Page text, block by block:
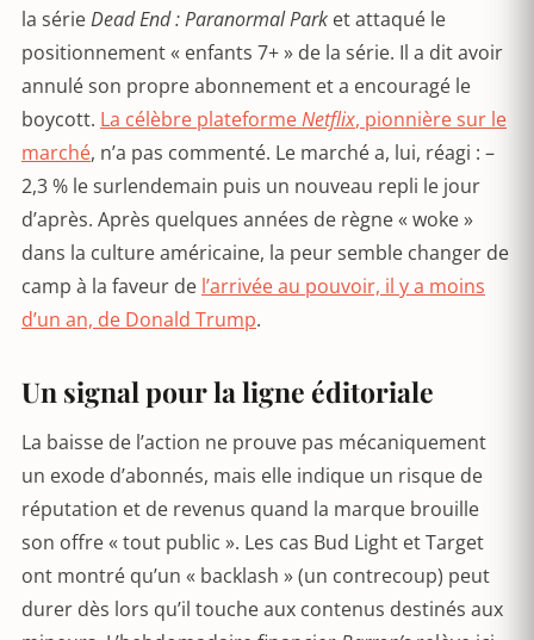
la sérieDead End : Paranormal Park et attaqué le
positionnement « enfants 7+ » de la série. Il a dit avoir
annulé son propre abonnement et a encouragé le
boycott. La célèbre plateformeNetflix, pionnière sur le
marché, n’a pas commenté. Le marché a, lui, réagi : –
2,3 % le surlendemain puis un nouveau repli le jour
d’après. Après quelques années de règne « woke »
dans la culture américaine, la peur semble changer de
camp à la faveur de l’arrivée au pouvoir, il y a moins
d’un an, de Donald Trump.
Un signal pour la ligne éditoriale
La baisse de l’action ne prouve pas mécaniquement
un exode d’abonnés, mais elle indique un risque de
réputation et de revenus quand la marque brouille
son offre « tout public ». Les cas Bud Light et Target
ont montré qu’un « backlash » (un contrecoup) peut
durer dès lors qu’il touche aux contenus destinés aux